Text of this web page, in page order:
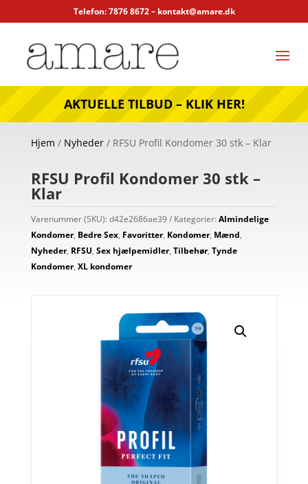
Telefon: 7876 8672 – kontakt@amare.dk
AKTUELLE TILBUD – KLIK HER!
Hjem / Nyheder/ RFSU Profil Kondomer 30 stk – Klar
RFSU Profil Kondomer 30 stk –
Klar
Varenummer (SKU): d42e2686ae39 Kategorier: Almindelige
Kondomer, Bedre Sex, Favoritter, Kondomer, Mænd,
Nyheder, RFSU, Sex hjælpemidler, Tilbehør, Tynde
Kondomer, XL kondomer